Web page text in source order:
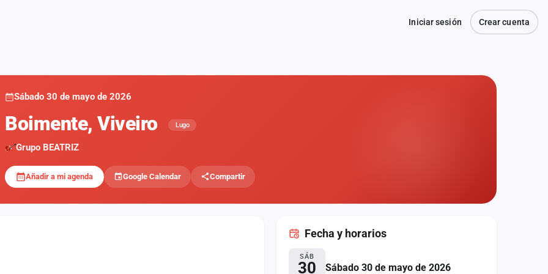
Iniciar sesión Crear cuenta
Sábado 30 de mayo de 2026
Boimente, Viveiro Lugo
Grupo BEATRIZ
Añadir a mi agenda Google Calendar Compartir
Fecha y horarios
SÁB
30 Sábado 30 de mayo de 2026